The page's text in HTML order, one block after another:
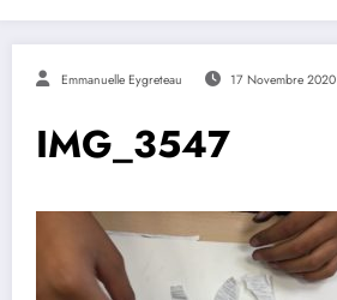
Emmanuelle Eygreteau 17 Novembre 2020
IMG_3547